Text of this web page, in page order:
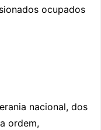
ocupados
nacional, dos
ordem,